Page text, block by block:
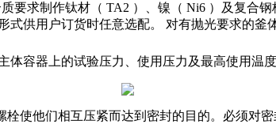
要求制作钛材（ TA2 ）、镍（ Ni6 ）及复合
供用户订货时任意选配。 对有抛光要求的
容器上的试验压力、使用压力及最高使用温
使他们相互压紧而达到密封的目的。必须对